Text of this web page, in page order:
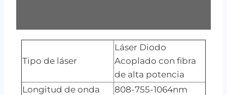
Tipo de láser
Láser Diodo
Acoplado con fibra
de alta potencia
Longitud de onda
808-755-1064nm